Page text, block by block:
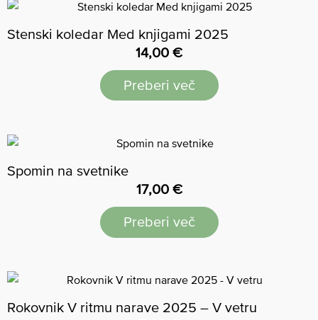
Stenski koledar Med knjigami 2025
14,00 €
Preberi več
Spomin na svetnike
17,00 €
Preberi več
Rokovnik V ritmu narave 2025 – V vetru